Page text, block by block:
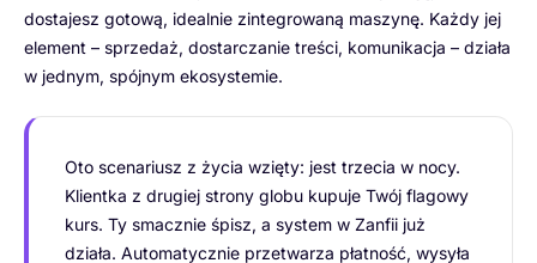
dostajesz gotową, idealnie zintegrowaną maszynę. Każdy jej
element – sprzedaż, dostarczanie treści, komunikacja – działa
w jednym, spójnym ekosystemie.
Oto scenariusz z życia wzięty: jest trzecia w nocy.
Klientka z drugiej strony globu kupuje Twój flagowy
kurs. Ty smacznie śpisz, a system w Zanfii już
działa. Automatycznie przetwarza płatność, wysyła